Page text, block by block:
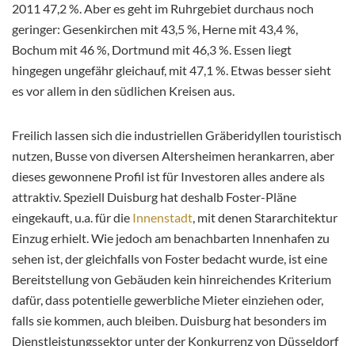
2011 47,2 %. Aber es geht im Ruhrgebiet durchaus noch
geringer: Gesenkirchen mit 43,5 %, Herne mit 43,4 %,
Bochum mit 46 %, Dortmund mit 46,3 %. Essen liegt
hingegen ungefähr gleichauf, mit 47,1 %. Etwas besser sieht
es vor allem in den südlichen Kreisen aus.
Freilich lassen sich die industriellen Gräberidyllen touristisch
nutzen, Busse von diversen Altersheimen herankarren,aber
dieses gewonnene Profil ist für Investoren alles andere als
attraktiv. Speziell Duisburg hat deshalb Foster-Pläne
eingekauft, u.a. für die Innenstadt, mit denen Stararchitektur
Einzug erhielt. Wie jedoch am benachbarten Innenhafen zu
sehen ist, der gleichfalls von Foster bedacht wurde, ist eine
Bereitstellung von Gebäuden kein hinreichendes Kriterium
dafür, dass potentielle gewerbliche Mieter einziehen oder,
falls sie kommen, auch bleiben. Duisburg hat besonders im
Dienstleistungssektor unter der Konkurrenz von Düsseldorf